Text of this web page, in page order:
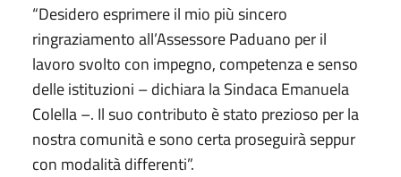
“Desidero esprimere il mio più sincero
ringraziamento all’Assessore Paduano per il
lavoro svolto con impegno, competenza e senso
delle istituzioni – dichiara la Sindaca Emanuela
Colella –. Il suo contributo è stato prezioso per la
nostra comunità e sono certa proseguirà seppur
con modalità differenti”.